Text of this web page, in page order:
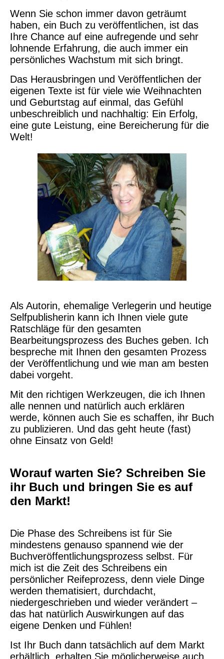
Wenn Sie schon immer davon geträumt
haben, ein Buch zu veröffentlichen, ist das
Ihre Chance auf eine aufregende und sehr
lohnende Erfahrung, die auch immer ein
persönliches Wachstum mit sich bringt.
Das Herausbringen und Veröffentlichen der
eigenen Texte ist für viele wie Weihnachten
und Geburtstag auf einmal, das Gefühl
unbeschreiblich und nachhaltig: Ein Erfolg,
eine gute Leistung, eine Bereicherung für die
Welt!
Als Autorin, ehemalige Verlegerin und heutige
Selfpublisherin kann ich Ihnen viele gute
Ratschläge für den gesamten
Bearbeitungsprozess des Buches geben. Ich
bespreche mit Ihnen den gesamten Prozess
der Veröffentlichung und wie man am besten
dabei vorgeht.
Mit den richtigen Werkzeugen, die ich Ihnen
alle nennen und natürlich auch erklären
werde, können auch Sie es schaffen, ihr Buch
zu publizieren. Und das geht heute (fast)
ohne Einsatz von Geld!
Worauf warten Sie? Schreiben Sie
ihr Buch und bringen Sie es auf
den Markt!
Die Phase des Schreibens ist für Sie
mindestens genauso spannend wie der
Buchveröffentlichungsprozess selbst. Für
mich ist die Zeit des Schreibens ein
persönlicher Reifeprozess, denn viele Dinge
werden thematisiert, durchdacht,
niedergeschrieben und wieder verändert –
das hat natürlich Auswirkungen auf das
eigene Denken und Fühlen!
Ist Ihr Buch dann tatsächlich auf dem Markt
erhältlich, erhalten Sie möglicherweise auch